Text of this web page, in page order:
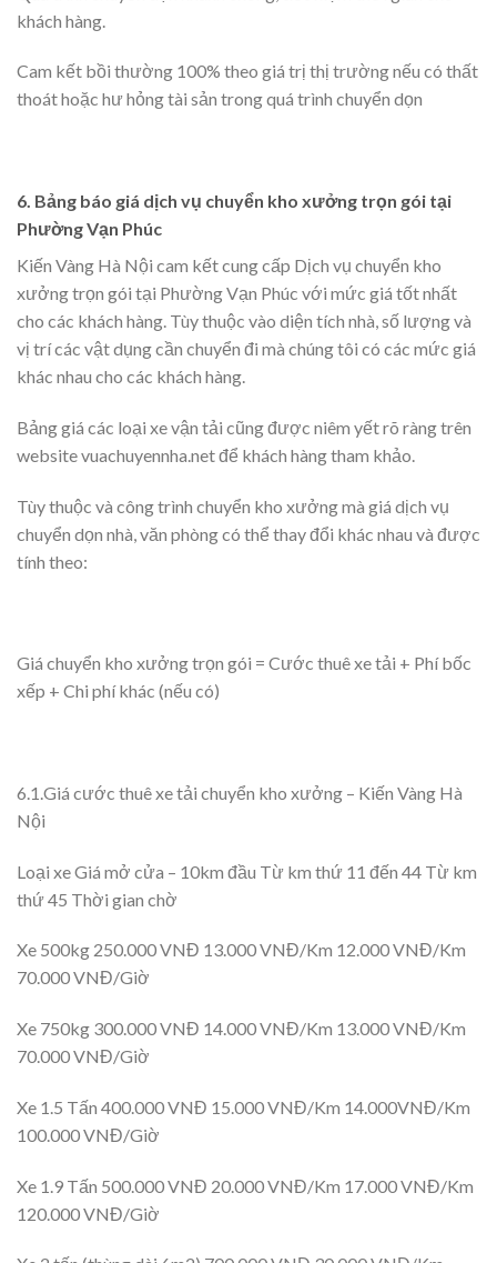
khách hàng.
Cam kết bồi thường 100% theo giá trị thị trường nếu có thất
thoát hoặc hư hỏng tài sản trong quá trình chuyển dọn
6. Bảng báo giá dịch vụ chuyển kho xưởng trọn gói tại
Phường Vạn Phúc
Kiến Vàng Hà Nội cam kết cung cấp Dịch vụ chuyển kho
xưởng trọn gói tại Phường Vạn Phúc với mức giá tốt nhất
cho các khách hàng. Tùy thuộc vào diện tích nhà, số lượng và
vị trí các vật dụng cần chuyển đi mà chúng tôi có các mức giá
khác nhau cho các khách hàng.
Bảng giá các loại xe vận tải cũng được niêm yết rõ ràng trên
website vuachuyennha.net để khách hàng tham khảo.
Tùy thuộc và công trình chuyển kho xưởng mà giá dịch vụ
chuyển dọn nhà, văn phòng có thể thay đổi khác nhau và được
tính theo:
Giá chuyển kho xưởng trọn gói = Cước thuê xe tải + Phí bốc
xếp + Chi phí khác (nếu có)
6.1.Giá cước thuê xe tải chuyển kho xưởng – Kiến Vàng Hà
Nội
Loại xe Giá mở cửa – 10km đầu Từ km thứ 11 đến 44 Từ km
thứ 45 Thời gian chờ
Xe 500kg 250.000 VNĐ 13.000 VNĐ/Km 12.000 VNĐ/Km
70.000 VNĐ/Giờ
Xe 750kg 300.000 VNĐ 14.000 VNĐ/Km 13.000 VNĐ/Km
70.000 VNĐ/Giờ
Xe 1.5 Tấn 400.000 VNĐ 15.000 VNĐ/Km 14.000VNĐ/Km
100.000 VNĐ/Giờ
Xe 1.9 Tấn 500.000 VNĐ 20.000 VNĐ/Km 17.000 VNĐ/Km
120.000 VNĐ/Giờ